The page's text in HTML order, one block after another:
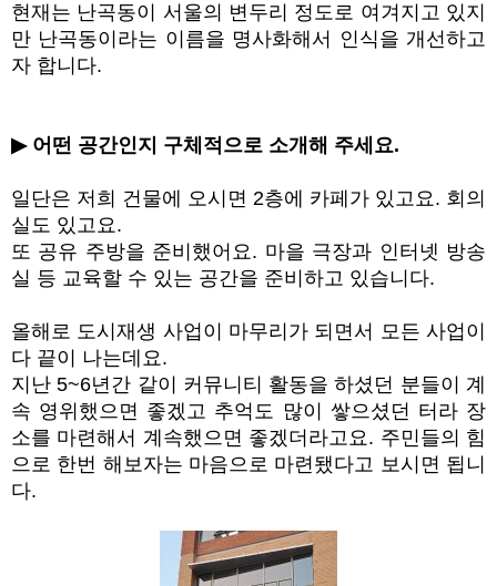
현재는 난곡동이 서울의 변두리 정도로 여겨지고 있지
만 난곡동이라는 이름을 명사화해서 인식을 개선하고
자 합니다.
▶ 어떤 공간인지 구체적으로 소개해 주세요.
일단은 저희 건물에 오시면 2층에 카페가 있고요. 회의
실도 있고요.
또 공유 주방을 준비했어요. 마을 극장과 인터넷 방송
실 등 교육할 수 있는 공간을 준비하고 있습니다.
올해로 도시재생 사업이 마무리가 되면서 모든 사업이
다 끝이 나는데요.
지난5~6년간 같이 커뮤니티 활동을 하셨던 분들이 계
속 영위했으면 좋겠고 추억도 많이 쌓으셨던 터라 장
소를 마련해서 계속했으면 좋겠더라고요. 주민들의 힘
으로 한번 해보자는 마음으로 마련됐다고 보시면 됩니
다.